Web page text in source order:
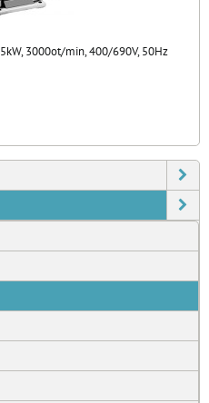
3000ot/min, 400/690V, 50Hz